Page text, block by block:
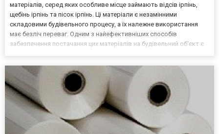
матеріалів, серед яких особливе місце займають відсів ірпінь,
щебінь ірпінь та пісок ірпінь. Ці матеріали є незамінними
складовими будівельного процесу, а їх належне використання
має безліч переваг. Одним з найефективніших способів
забезпечення постачання цих матеріалів на будівельний об'єкт є